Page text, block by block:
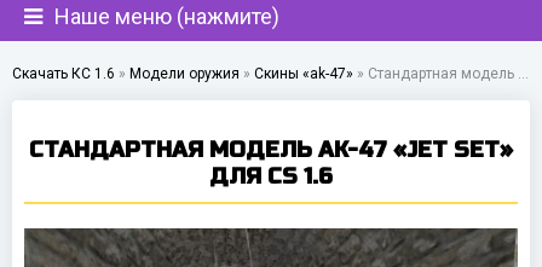
Наше меню (нажмите)
Скачать КС 1.6 » Модели оружия » Скины «ak-47» » Стандартная модель AK-47 «Jet Set» для CS 1.6
СТАНДАРТНАЯ МОДЕЛЬ AK-47 «JET SET»
ДЛЯ CS 1.6